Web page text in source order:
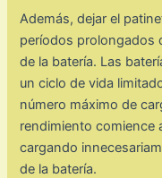
Además, dejar el
períodos prolongados
de la batería. Las
un ciclo de vida
número máximo de
rendimiento comience
cargando
de la batería.